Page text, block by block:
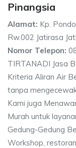
Pinangsia
Alamat: Kp.
Rw.002 Jatirasa
Nomor Telepon:
TIRTANADI Jasa
Kriteria Aliran Air
tanpa
Kami juga
Murah untuk
Gedung-Gedung
Workshop,